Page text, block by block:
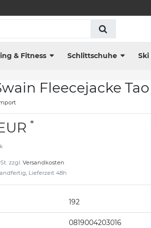
& Fitness Schlittschuhe Ski
Fleecejacke Tao
*
zzgl. Versandkosten
Lieferzeit 48h
192
0819004203016